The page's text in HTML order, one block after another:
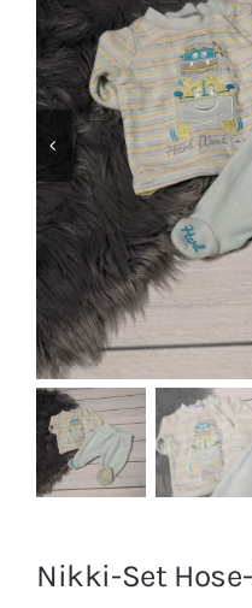
Jungen
Mädchen
Accesoires
Schuhe / Socken
Spielzeug
Babyausstattung
Krims Krams
Nikki-Set